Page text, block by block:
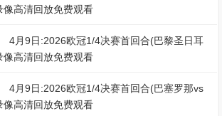
像高清回放免费观看
4月9日:2026欧冠1/4决赛首回合(巴黎圣日耳
像高清回放免费观看
4月9日:2026欧冠1/4决赛首回合(巴塞罗那vs
高清回放免费观看